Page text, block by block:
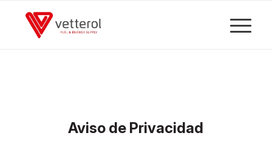
Aviso de Privacidad